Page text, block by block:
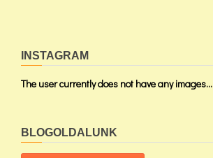
INSTAGRAM
The user currently does not have any images...
BLOGOLDALUNK